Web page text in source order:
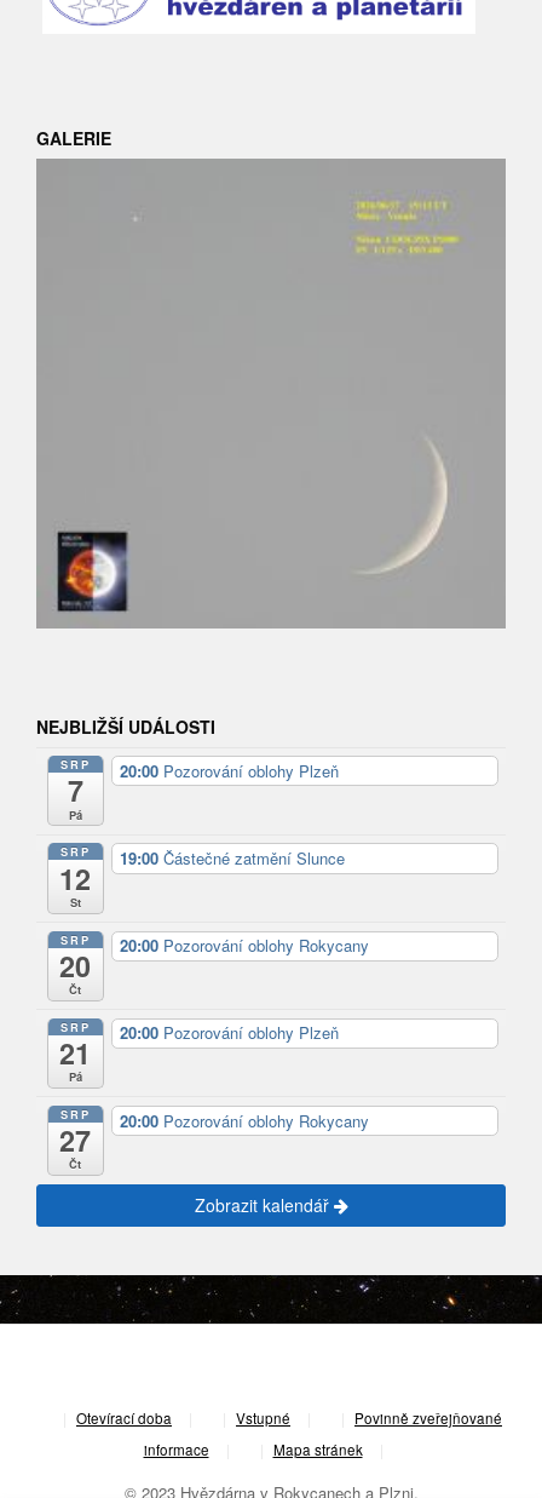
GALERIE
NEJBLIŽŠÍ UDÁLOSTI
SRP
7
Pá
20:00 Pozorování oblohy Plzeň
SRP
12
St
19:00 Částečné zatmění Slunce
SRP
20
Čt
20:00 Pozorování oblohy Rokycany
SRP
21
Pá
20:00 Pozorování oblohy Plzeň
SRP
27
Čt
20:00 Pozorování oblohy Rokycany
Zobrazit kalendář
Otevírací doba Vstupné
Povinně zveřejňované
informace
Mapa stránek
© 2023 Hvězdárna v Rokycanech a Plzni.